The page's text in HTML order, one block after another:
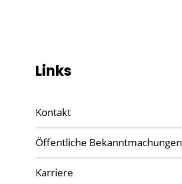
Links
Kontakt
Öffentliche Bekanntmachungen
Karriere